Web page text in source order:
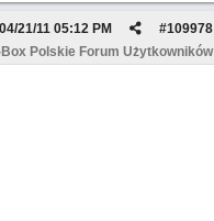
#109978
04/21/11 05:12 PM
Polskie Forum Użytkowników